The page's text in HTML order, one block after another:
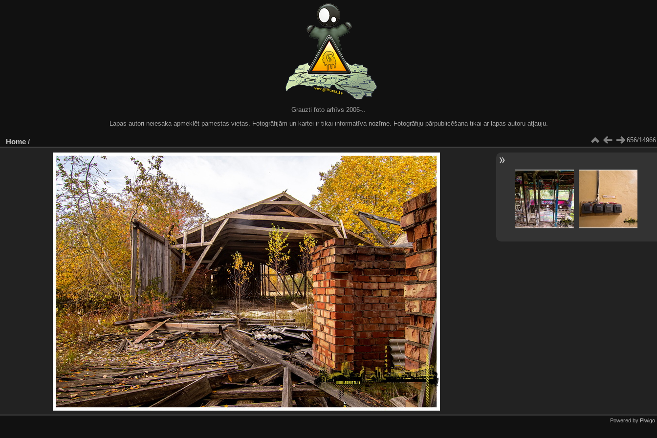
Grauzti foto arhīvs 2006-..
Lapas autori neiesaka apmeklēt pamestas vietas. Fotogrāfijām un kartei ir tikai informatīva nozīme. Fotogrāfiju pārpublicēšana tikai ar lapas autoru atļauju.
Home / 656/14966
Powered by Piwigo